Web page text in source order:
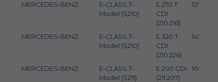
MERCEDES-BENZ
E-CLASS T-
Model (S210)
E 270 T
CDI
(210.216)
125
MERCEDES-BENZ
E-CLASS T-
Model (S210)
E 320 T
CDI
(210.226)
145
MERCEDES-BENZ
E-CLASS T-
Model (S211)
E 200 CDI
(211.207)
100